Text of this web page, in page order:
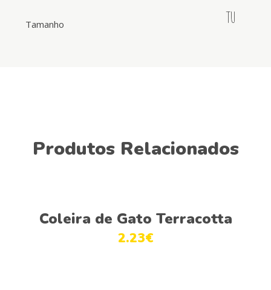
Tamanho TU
Produtos Relacionados
Ver opções
Coleira de Gato Terracotta
2.23€